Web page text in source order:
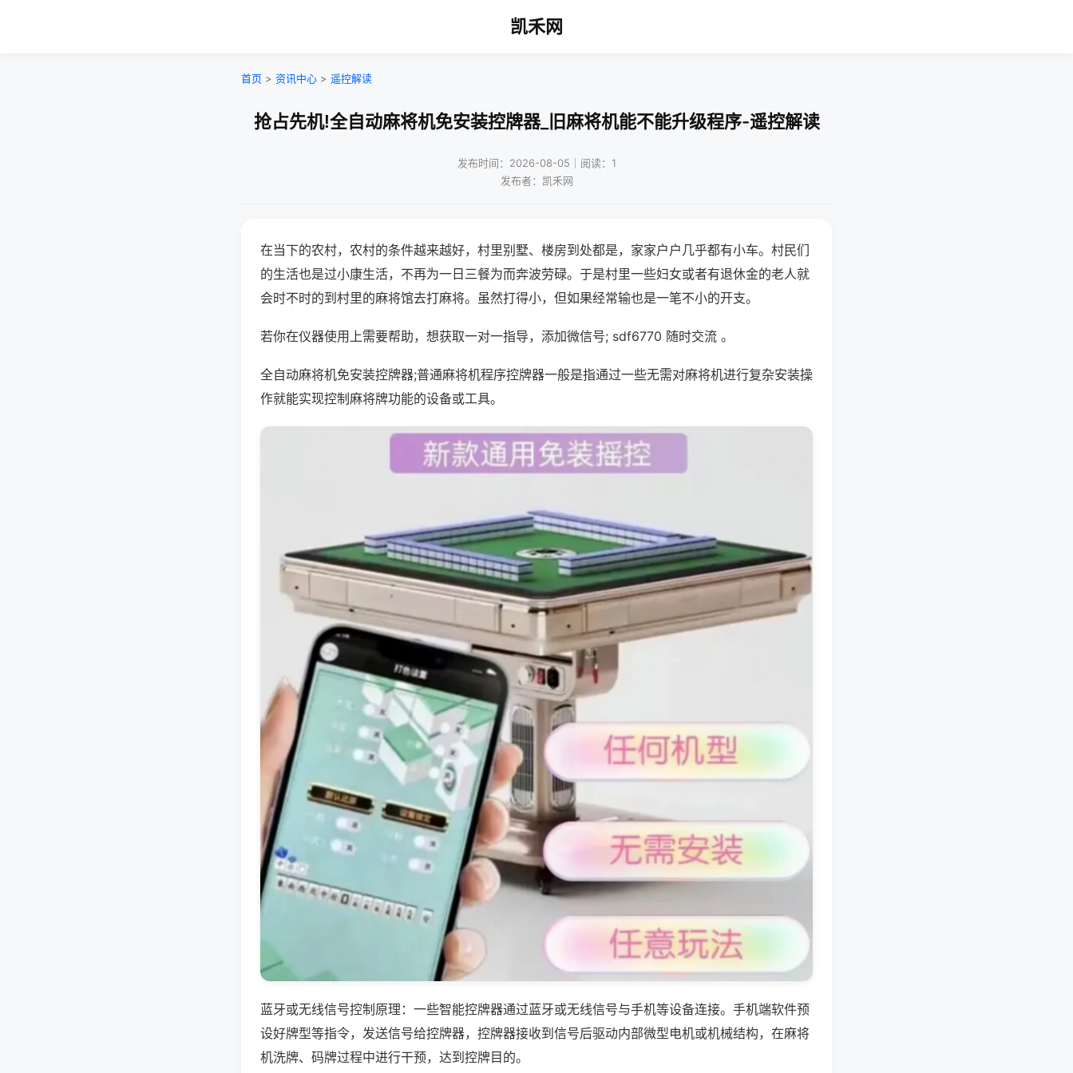
凯禾网
首页 > 资讯中心 > 遥控解读
抢占先机!全自动麻将机免安装控牌器_旧麻将机能不能升级程序-遥控解读
发布时间：2026-08-05｜阅读：1
发布者：凯禾网
在当下的农村，农村的条件越来越好，村里别墅、楼房到处都是，家家户户几乎都有小车。村民们
的生活也是过小康生活，不再为一日三餐为而奔波劳碌。于是村里一些妇女或者有退休金的老人就
会时不时的到村里的麻将馆去打麻将。虽然打得小，但如果经常输也是一笔不小的开支。
若你在仪器使用上需要帮助，想获取一对一指导，添加微信号; sdf6770 随时交流 。
全自动麻将机免安装控牌器;普通麻将机程序控牌器一般是指通过一些无需对麻将机进行复杂安装操
作就能实现控制麻将牌功能的设备或工具。
蓝牙或无线信号控制原理：一些智能控牌器通过蓝牙或无线信号与手机等设备连接。手机端软件预
设好牌型等指令，发送信号给控牌器，控牌器接收到信号后驱动内部微型电机或机械结构，在麻将
机洗牌、码牌过程中进行干预，达到控牌目的。